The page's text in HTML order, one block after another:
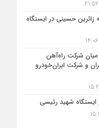
زائرین حسینی در ایستگاه
میان شرکت راه‌آهن
و شرکت ایران‌خودرو
ایستگاه شهید رئیسی